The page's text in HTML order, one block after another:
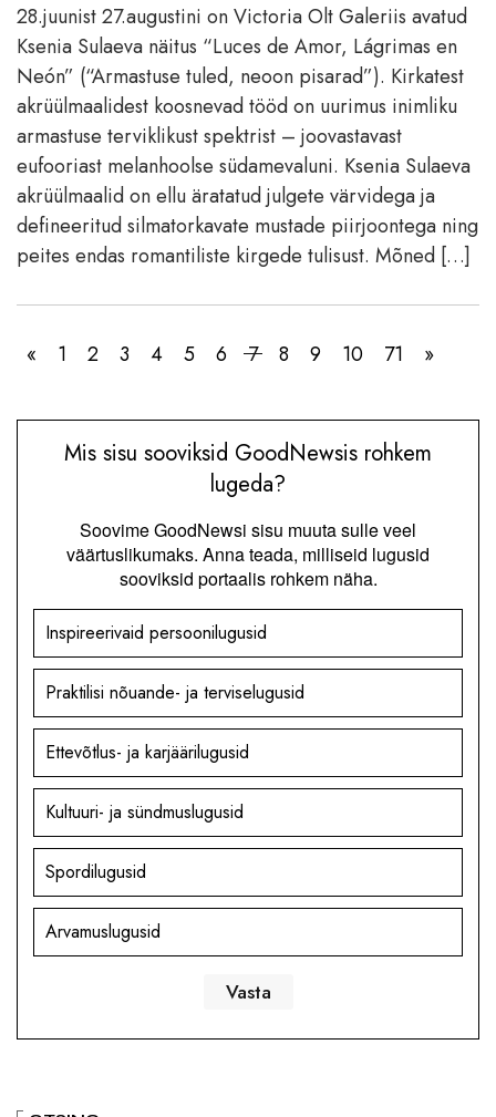
28.juunist 27.augustini on Victoria Olt Galeriis avatud
Ksenia Sulaeva näitus “Luces de Amor, Lágrimas en
Neón” (“Armastuse tuled, neoon pisarad”). Kirkatest
akrüülmaalidest koosnevad tööd on uurimus inimliku
armastuse terviklikust spektrist – joovastavast
eufooriast melanhoolse südamevaluni. Ksenia Sulaeva
akrüülmaalid on ellu äratatud julgete värvidega ja
defineeritud silmatorkavate mustade piirjoontega ning
peites endas romantiliste kirgede tulisust. Mõned […]
« 1 2 3 4 5 6 7 8 9 10 71 »
Mis sisu sooviksid GoodNewsis rohkem
lugeda?
Soovime GoodNewsi sisu muuta sulle veel
väärtuslikumaks. Anna teada, milliseid lugusid
sooviksid portaalis rohkem näha.
Inspireerivaid persoonilugusid
Praktilisi nõuande- ja terviselugusid
Ettevõtlus- ja karjäärilugusid
Kultuuri- ja sündmuslugusid
Spordilugusid
Arvamuslugusid